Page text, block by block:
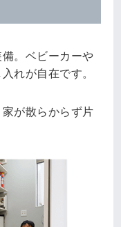
。ベビーカーや
れが自在です。
が散らからず片